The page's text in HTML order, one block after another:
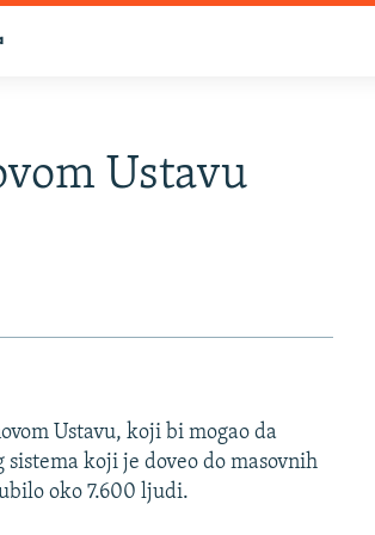
Ustavu
Ustavu, koji bi mogao da
koji je doveo do masovnih
oko 7.600 ljudi.